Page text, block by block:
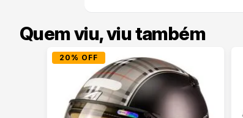
Quem viu, viu também
20% OFF